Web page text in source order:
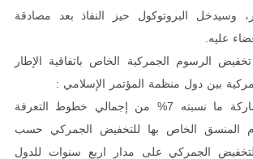
وسيدخل البروتوكول حيز النفاذ بعد مصادقة
عليه.
الرسوم الجمركية الخاص باتفاقية الإطار
بين دول منظمة المؤتمر الإسلامي :
تخضع كل دولة مشاركة ما نسبته 7% من إجمالي خطوط التعرفة
المنسق الخاص بها للتخفيض الجمركي حسب
الجمركي على مدار اربع سنوات للدول